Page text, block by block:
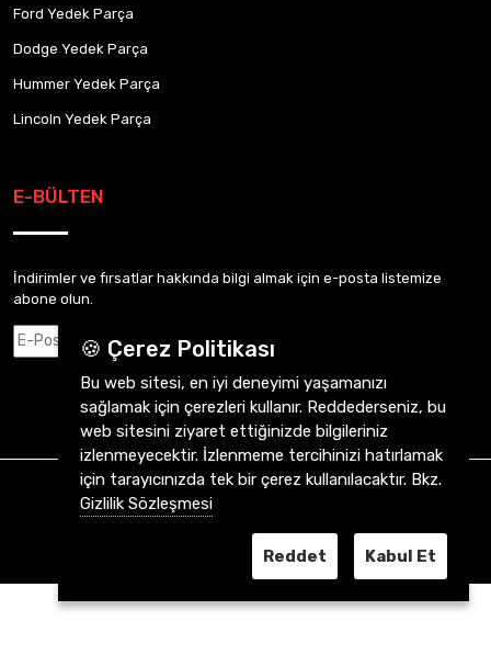
Ford Yedek Parça
Dodge Yedek Parça
Hummer Yedek Parça
Lincoln Yedek Parça
E-BÜLTEN
İndirimler ve fırsatlar hakkında bilgi almak için e-posta listemize
abone olun.
Abone Ol
CVY Otomotiv 2026 ©
🍪 Çerez Politikası
Bu web sitesi, en iyi deneyimi yaşamanızı
sağlamak için çerezleri kullanır. Reddederseniz, bu
web sitesini ziyaret ettiğinizde bilgileriniz
izlenmeyecektir. İzlenmeme tercihinizi hatırlamak
için tarayıcınızda tek bir çerez kullanılacaktır. Bkz.
Gizlilik Sözleşmesi
Reddet Kabul Et